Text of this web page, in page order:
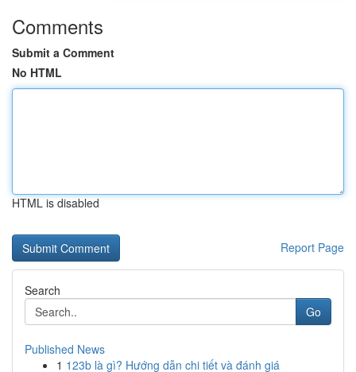
Comments
Submit a Comment
No HTML
HTML is disabled
Report Page
Search
Go
Published News
1 123b là gì? Hướng dẫn chi tiết và đánh giá